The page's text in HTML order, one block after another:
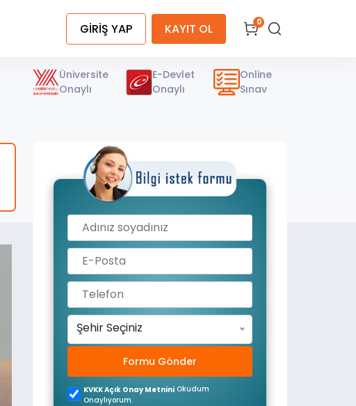
GİRİŞ YAP KAYIT OL 0
Üniversite
Onaylı
E-Devlet
Onaylı
Online
Sınav
Şehir Seçiniz
Formu Gönder
KVKK Açık Onay Metnini Okudum
Onaylıyorum.